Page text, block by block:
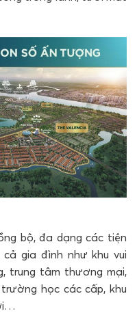
bộ, đa dạng các tiện
gia đình như khu vui
trung tâm thương mại,
học các cấp, khu